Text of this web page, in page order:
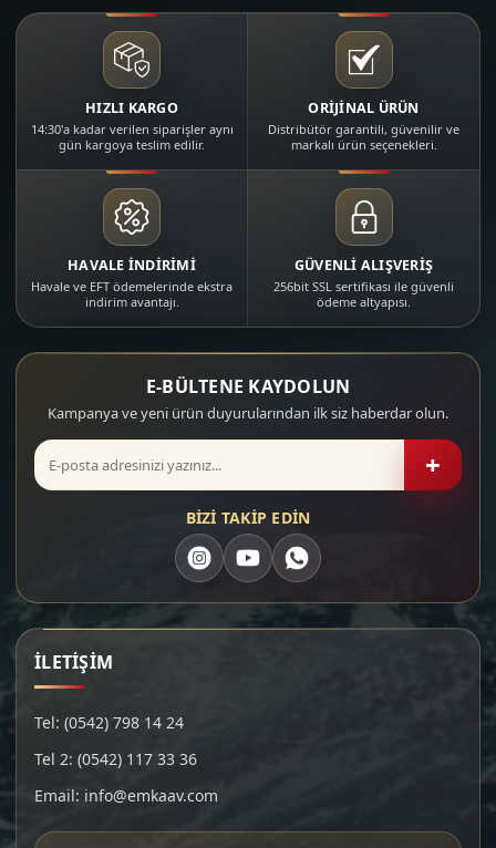
HIZLI KARGO
14:30'a kadar verilen siparişler aynı
gün kargoya teslim edilir.
ORİJİNAL ÜRÜN
Distribütör garantili, güvenilir ve
markalı ürün seçenekleri.
HAVALE İNDİRİMİ
Havale ve EFT ödemelerinde ekstra
indirim avantajı.
GÜVENLİ ALIŞVERİŞ
256bit SSL sertifikası ile güvenli
ödeme altyapısı.
E-BÜLTENE KAYDOLUN
Kampanya ve yeni ürün duyurularından ilk siz haberdar olun.
+
BİZİ TAKİP EDİN
İLETİŞİM
Tel: (0542) 798 14 24
Tel 2: (0542) 117 33 36
Email: info@emkaav.com